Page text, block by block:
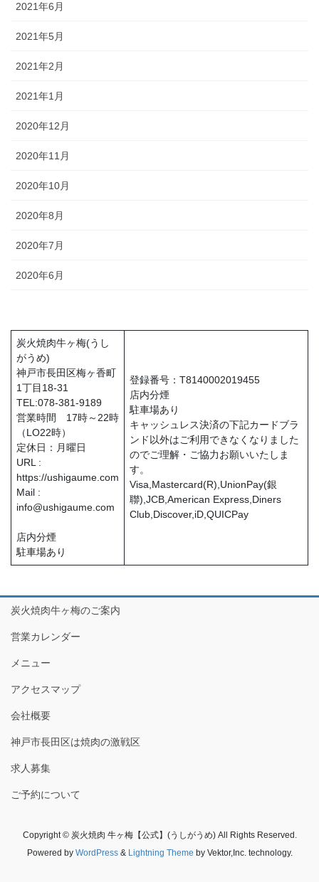
2021年6月
2021年5月
2021年2月
2021年1月
2020年12月
2020年11月
2020年10月
2020年8月
2020年7月
2020年6月
炭火焼肉牛ヶ梅(うし
がうめ)
神戸市長田区梅ヶ香町
1丁目18-31
TEL:078-381-9189
営業時間 17時～22時
（LO22時）
定休日：月曜日
URL :
https://ushigaume.com
Mail :
info@ushigaume.com
店内分煙
駐車場あり
登録番号：T8140002019455
店内分煙
駐車場あり
キャッシュレス決済の下記カードブラ
ンド以外はご利用できなくなりました
のでご理解・ご協力お願いいたしま
す。
Visa,Mastercard(R),UnionPay(銀
聯),JCB,American Express,Diners
Club,Discover,iD,QUICPay
炭火焼肉牛ヶ梅のご案内
営業カレンダー
メニュー
アクセスマップ
会社概要
神戸市長田区は焼肉の激戦区
求人募集
ご予約について
Copyright © 炭火焼肉 牛ヶ梅【公式】(うしがうめ) All Rights Reserved.
Powered by WordPress& Lightning Theme by Vektor,Inc. technology.